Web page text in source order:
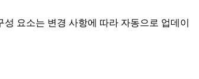
요소는 변경 사항에 따라 자동으로 업데이